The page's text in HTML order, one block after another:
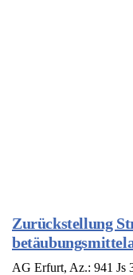
Zurückstellung
AG Erfurt, Az.: 941 Js